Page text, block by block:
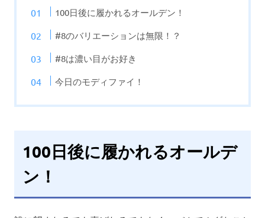
100日後に履かれるオールデン！
#8のバリエーションは無限！？
#8は濃い目がお好き
今日のモディファイ！
100日後に履かれるオールデ
ン！